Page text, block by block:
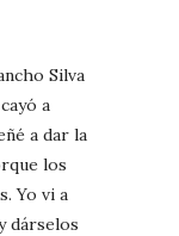
Silva
a
a dar la
los
Yo vi a
dárselos